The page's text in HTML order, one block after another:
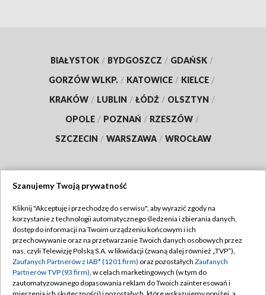
BIAŁYSTOK / BYDGOSZCZ / GDAŃSK /
GORZÓW WLKP. / KATOWICE / KIELCE /
KRAKÓW / LUBLIN / ŁÓDŹ / OLSZTYN /
OPOLE / POZNAŃ / RZESZÓW /
SZCZECIN / WARSZAWA / WROCŁAW
TVP
Abonament TVP
Emisja w TVP
Centrum informacji TVP
Regulamin TVP
Polityka prywatności
Moje zgody
Szanujemy Twoją prywatność
Kliknij "Akceptuję i przechodzę do serwisu", aby wyrazić zgody na
korzystanie z technologii automatycznego śledzenia i zbierania danych,
dostęp do informacji na Twoim urządzeniu końcowym i ich
przechowywanie oraz na przetwarzanie Twoich danych osobowych przez
nas, czyli Telewizję Polską S.A. w likwidacji (zwaną dalej również „TVP”),
Zaufanych Partnerów z IAB* (1201 firm) oraz pozostałych Zaufanych
Partnerów TVP (93 firm), w celach marketingowych (w tym do
zautomatyzowanego dopasowania reklam do Twoich zainteresowań i